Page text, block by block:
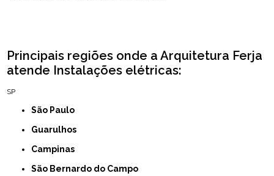
Principais regiões onde a Arquitetura Ferja
atende Instalações elétricas:
SP
São Paulo
Guarulhos
Campinas
São Bernardo do Campo